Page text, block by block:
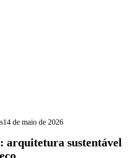
14 de maio de 2026
arquitetura sustentável